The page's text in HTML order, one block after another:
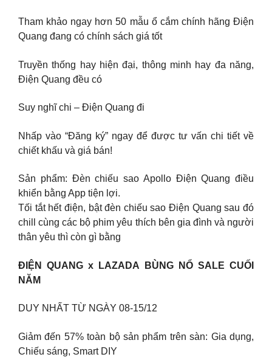
Tham khảo ngay hơn 50 mẫu ổ cắm chính hãng Điện
Quang đang có chính sách giá tốt
Truyền thống hay hiện đại, thông minh hay đa năng,
Điện Quang đều có
Suy nghĩ chi – Điện Quang đi
Nhấp vào “Đăng ký” ngay để được tư vấn chi tiết về
chiết khấu và giá bán!
Sản phẩm: Đèn chiếu sao Apollo Điện Quang điều
khiển bằng App tiện lợi.
Tối tắt hết điện, bật đèn chiếu sao Điện Quang sau đó
chill cùng các bộ phim yêu thích bên gia đình và người
thân yêu thì còn gì bằng
ĐIỆN QUANG x LAZADA BÙNG NỔ SALE CUỐI
NĂM
DUY NHẤT TỪ NGÀY 08-15/12
Giảm đến 57% toàn bộ sản phẩm trên sàn: Gia dụng,
Chiếu sáng, Smart DIY